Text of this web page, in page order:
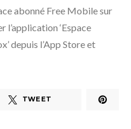
abonné Free Mobile sur
l’application ‘Espace
depuis l’App Store et
TWEET